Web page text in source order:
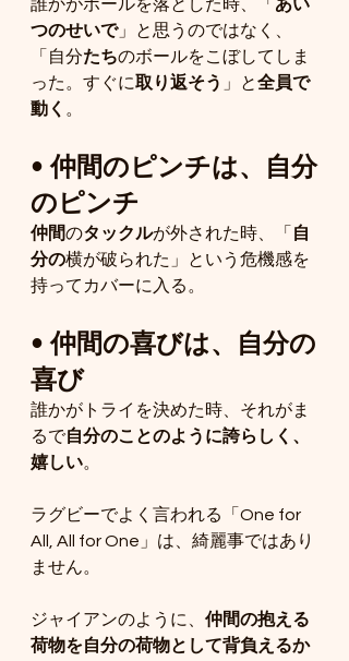
誰かがボールを落とした時、「 あい
つのせいで」と思うのではなく、
「自分たちのボールをこぼしてしま
った。すぐに取り返そう 」と全員で
動く 。
• 仲間のピンチは、自分
のピンチ
仲間のタックルが外された時、「 自
分の横が破られた」という危機感を
持ってカバーに入る。
• 仲間の喜びは、自分の
喜び
誰かがトライを決めた時、それがま
るで自分のことのように誇らしく、
嬉しい。
ラグビーでよく言われる「One for
All, All for One」は、綺麗事ではあり
ません。
ジャイアンのように、 仲間の抱える
荷物を自分の荷物として背負えるか